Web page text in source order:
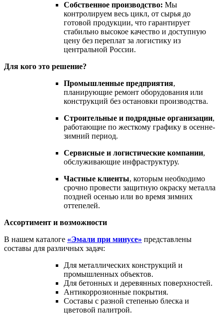
Собственное производство: Мы
контролируем весь цикл, от сырья до
готовой продукции, что гарантирует
стабильно высокое качество и доступную
цену без переплат за логистику из
центральной России.
Для кого это решение?
Промышленные предприятия,
планирующие ремонт оборудования или
конструкций без остановки производства.
Строительные и подрядные организации,
работающие по жесткому графику в осенне-
зимний период.
Сервисные и логистические компании,
обслуживающие инфраструктуру.
Частные клиенты, которым необходимо
срочно провести защитную окраску металла
поздней осенью или во время зимних
оттепелей.
Ассортимент и возможности
В нашем каталоге «Эмали при минусе» представлены
составы для различных задач:
Для металлических конструкций и
промышленных объектов.
Для бетонных и деревянных поверхностей.
Антикоррозионные покрытия.
Составы с разной степенью блеска и
цветовой палитрой.